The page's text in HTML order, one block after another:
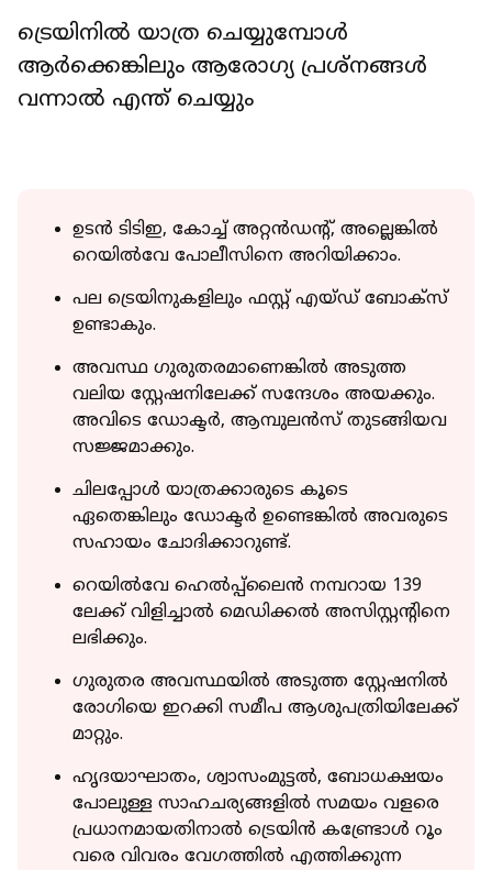
ട്രെയിനില്‍ യാത്ര ചെയ്യുമ്പോള്‍
ആര്‍ക്കെങ്കിലും ആരോഗ്യ പ്രശ്‌നങ്ങള്‍
വന്നാല്‍ എന്ത് ചെയ്യും
ഉടന്‍ ടിടിഇ, കോച്ച് അറ്റന്‍ഡന്റ്, അല്ലെങ്കില്‍
റെയില്‍വേ പോലീസിനെ അറിയിക്കാം.
പല ട്രെയിനുകളിലും ഫസ്റ്റ് എയ്ഡ് ബോക്‌സ്
ഉണ്ടാകും.
അവസ്ഥ ഗുരുതരമാണെങ്കില്‍ അടുത്ത
വലിയ സ്റ്റേഷനിലേക്ക് സന്ദേശം അയക്കും.
അവിടെ ഡോക്ടര്‍, ആമ്പുലന്‍സ് തുടങ്ങിയവ
സജ്ജമാക്കും.
ചിലപ്പോള്‍ യാത്രക്കാരുടെ കൂടെ
ഏതെങ്കിലും ഡോക്ടര്‍ ഉണ്ടെങ്കില്‍ അവരുടെ
സഹായം ചോദിക്കാറുണ്ട്.
റെയില്‍വേ ഹെല്‍പ്പ്‌ലൈന്‍ നമ്പറായ 139
ലേക്ക് വിളിച്ചാല്‍ മെഡിക്കല്‍ അസിസ്റ്റന്റിനെ
ലഭിക്കും.
ഗുരുതര അവസ്ഥയില്‍ അടുത്ത സ്റ്റേഷനില്‍
രോഗിയെ ഇറക്കി സമീപ ആശുപത്രിയിലേക്ക്
മാറ്റും.
ഹൃദയാഘാതം, ശ്വാസംമുട്ടല്‍, ബോധക്ഷയം
പോലുള്ള സാഹചര്യങ്ങളില്‍ സമയം വളരെ
പ്രധാനമായതിനാല്‍ ട്രെയിന്‍ കണ്ട്രോള്‍ റൂം
വരെ വിവരം വേഗത്തില്‍ എത്തിക്കുന്ന